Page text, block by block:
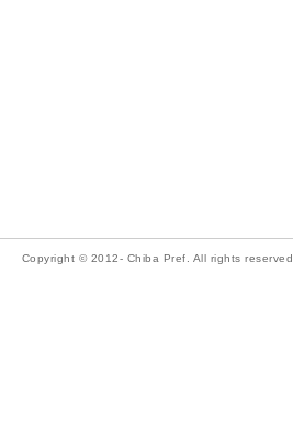
Copyright © 2012- Chiba Pref. All rights reserved.